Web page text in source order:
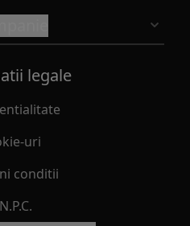
legale
uri
conditii